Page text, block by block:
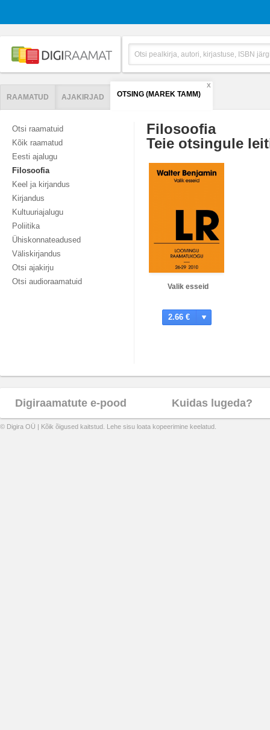
RAAMATUD AJAKIRJAD OTSING (MAREK TAMM)
X
Otsi raamatuid
Kõik raamatud
Eesti ajalugu
Filosoofia
Keel ja kirjandus
Kirjandus
Kultuuriajalugu
Poliitika
Ühiskonnateadused
Väliskirjandus
Otsi ajakirju
Otsi audioraamatuid
Filosoofia
Teie otsingule
Valik esseid
2.66 €
Digiraamatute e-pood Kuidas lugeda?
© Digira OÜ | Kõik õigused kaitstud. Lehe sisu loata kopeerimine keelatud.